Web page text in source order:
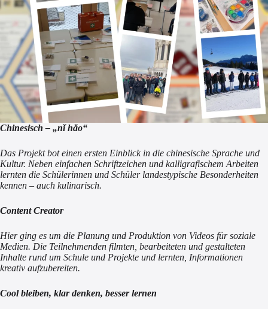
Chinesisch – „nǐ hǎo“
Das Projekt bot einen ersten Einblick in die chinesische Sprache und
Kultur. Neben einfachen Schriftzeichen und kalligrafischem Arbeiten
lernten die Schülerinnen und Schüler landestypische Besonderheiten
kennen – auch kulinarisch.
Content Creator
Hier ging es um die Planung und Produktion von Videos für soziale
Medien. Die Teilnehmenden filmten, bearbeiteten und gestalteten
Inhalte rund um Schule und Projekte und lernten, Informationen
kreativ aufzubereiten.
Cool bleiben, klar denken, besser lernen